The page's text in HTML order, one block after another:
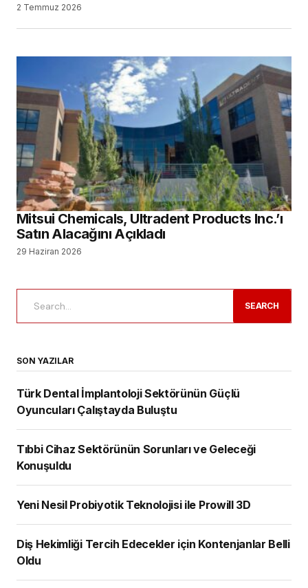
2 Temmuz 2026
Mitsui Chemicals, Ultradent Products Inc.’ı
Satın Alacağını Açıkladı
29 Haziran 2026
SEARCH
SON YAZILAR
Türk Dental İmplantoloji Sektörünün Güçlü
Oyuncuları Çalıştayda Buluştu
Tıbbi Cihaz Sektörünün Sorunları ve Geleceği
Konuşuldu
Yeni Nesil Probiyotik Teknolojisi ile Prowill 3D
Diş Hekimliği Tercih Edecekler için Kontenjanlar Belli
Oldu